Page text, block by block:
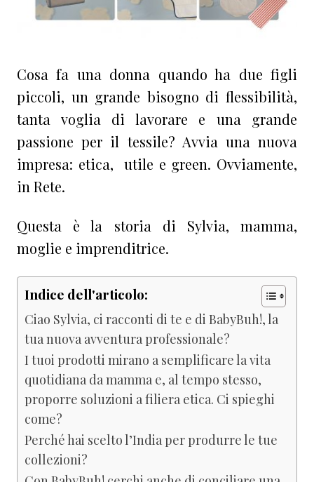
Cosa fa una donna quando ha due figli
piccoli, un grande bisogno di flessibilità,
tanta voglia di lavorare e una grande
passione per il tessile? Avvia una nuova
impresa: etica, utile e green. Ovviamente,
in Rete.
Questa è la storia di Sylvia, mamma,
moglie e imprenditrice.
Indice dell'articolo:
Ciao Sylvia, ci racconti di te e di BabyBuh!, la
tua nuova avventura professionale?
I tuoi prodotti mirano a semplificare la vita
quotidiana da mamma e, al tempo stesso,
proporre soluzioni a filiera etica. Ci spieghi
come?
Perché hai scelto l’India per produrre le tue
collezioni?